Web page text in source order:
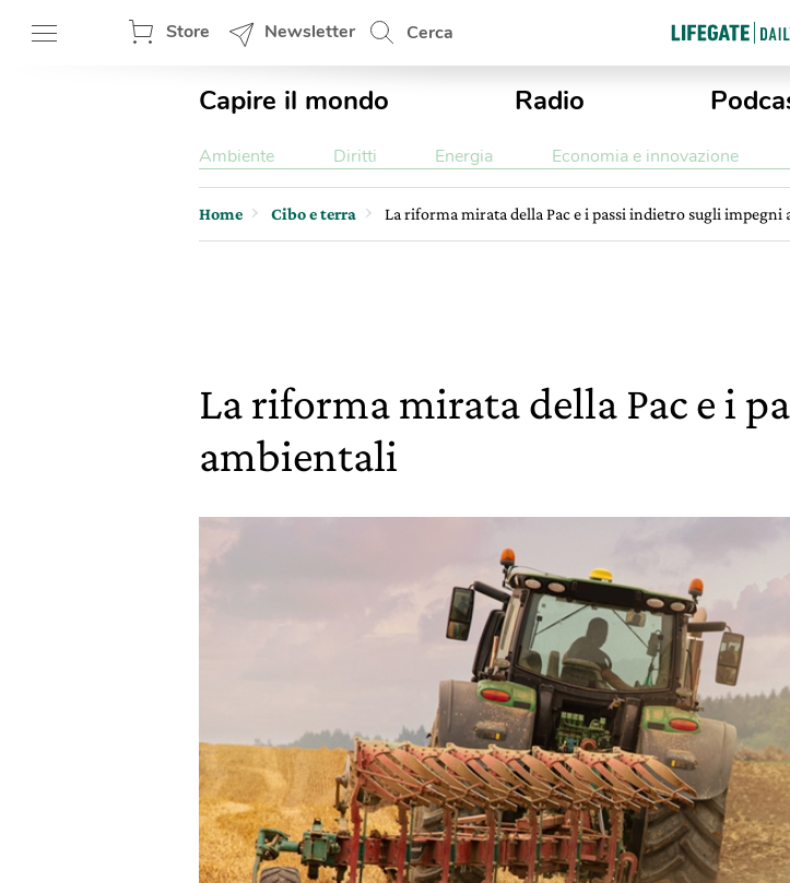
Store Newsletter Cerca
Capire il mondo Radio
Ambiente Diritti Energia Economia e innovazione
Home Cibo e terra La riforma mirata della Pac e i passi indietro sugli impegni
La riforma mirata della Pac e i
ambientali